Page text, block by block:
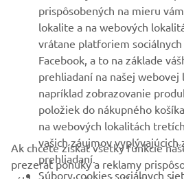
PODPORA
BULLETIN
Získajte medzi prvými informácie o
špeciálnych akciách, nových verziách a
prispôsobených na mieru
lokalite a na webových
vrátane platforiem
Facebook, a to na základe
prehliadaní na našej webovej
napríklad zobrazovanie
položiek do nákupného
na webových lokalitách
vašich záujmov
prehliadaní.
Súbory cookies sociálnych
Ak chcete získať všetky funkcie
prezerať ponuky a reklamy